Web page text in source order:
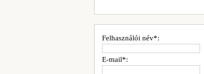
Felhasználói név*:
E-mail*: